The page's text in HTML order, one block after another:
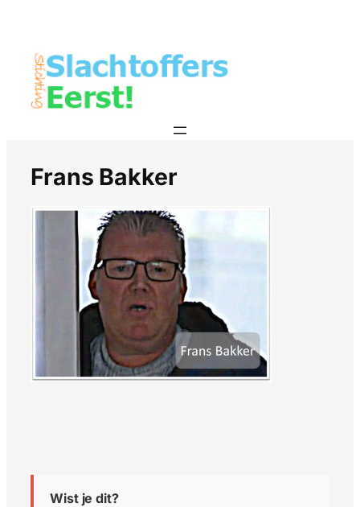
Frans Bakker
Wist je dit?